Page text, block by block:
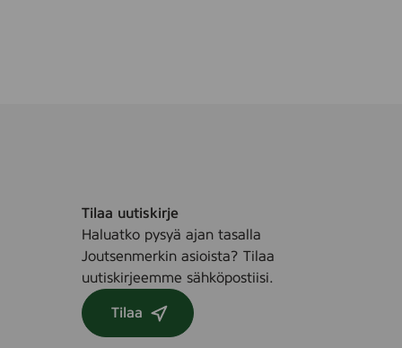
Tilaa uutiskirje
Haluatko pysyä ajan tasalla
Joutsenmerkin asioista? Tilaa
uutiskirjeemme sähköpostiisi.
Tilaa